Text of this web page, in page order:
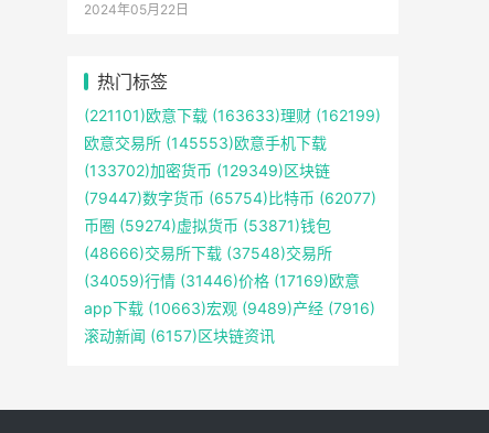
2024年05月22日
热门标签
(221101)欧意下载 (163633)理财 (162199)
欧意交易所 (145553)欧意手机下载
(133702)加密货币 (129349)区块链
(79447)数字货币 (65754)比特币 (62077)
币圈 (59274)虚拟货币 (53871)钱包
(48666)交易所下载 (37548)交易所
(34059)行情 (31446)价格 (17169)欧意
app下载 (10663)宏观 (9489)产经 (7916)
滚动新闻 (6157)区块链资讯